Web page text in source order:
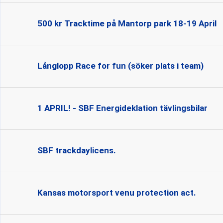
500 kr Tracktime på Mantorp park 18-19 April
Långlopp Race for fun (söker plats i team)
1 APRIL! - SBF Energideklation tävlingsbilar
SBF trackdaylicens.
Kansas motorsport venu protection act.